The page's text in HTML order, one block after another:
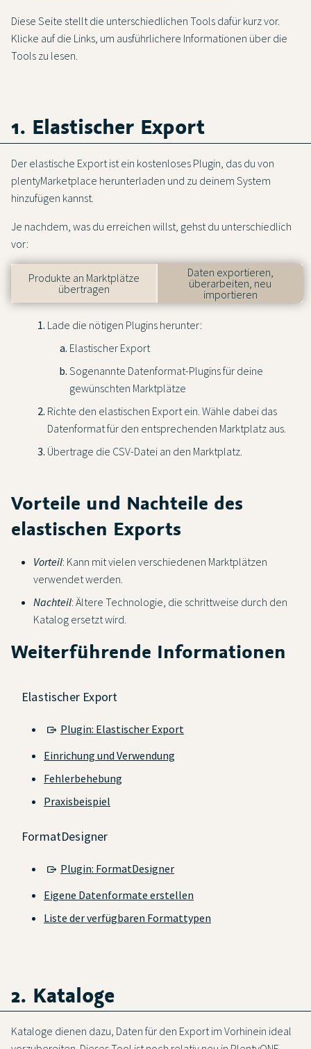
Diese Seite stellt die unterschiedlichen Tools dafür kurz vor.
Klicke auf die Links, um ausführlichere Informationen über die
Tools zu lesen.
1. Elastischer Export
Der elastische Export ist ein kostenloses Plugin, das du von
plentyMarketplace herunterladen und zu deinem System
hinzufügen kannst.
Je nachdem, was du erreichen willst, gehst du unterschiedlich
vor:
Produkte an Marktplätze
übertragen
Daten exportieren,
überarbeiten, neu
importieren
Lade die nötigen Plugins herunter:
Elastischer Export
Sogenannte Datenformat-Plugins für deine
gewünschten Marktplätze
Richte den elastischen Export ein. Wähle dabei das
Datenformat für den entsprechenden Marktplatz aus.
Übertrage die CSV-Datei an den Marktplatz.
Vorteile und Nachteile des
elastischen Exports
Vorteil: Kann mit vielen verschiedenen Marktplätzen
verwendet werden.
Nachteil: Ältere Technologie, die schrittweise durch den
Katalog ersetzt wird.
Weiterführende Informationen
Elastischer Export
Plugin: Elastischer Export
Einrichung und Verwendung
Fehlerbehebung
Praxisbeispiel
FormatDesigner
Plugin: FormatDesigner
Eigene Datenformate erstellen
Liste der verfügbaren Formattypen
2. Kataloge
Kataloge dienen dazu, Daten für den Export im Vorhinein ideal